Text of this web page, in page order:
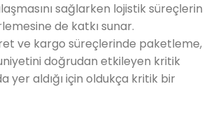
sağlarken lojistik süreçlerin
de katkı sunar.
ve kargo süreçlerinde paketleme,
doğrudan etkileyen kritik
yer aldığı için oldukça kritik bir